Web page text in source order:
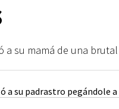
a su mamá de una